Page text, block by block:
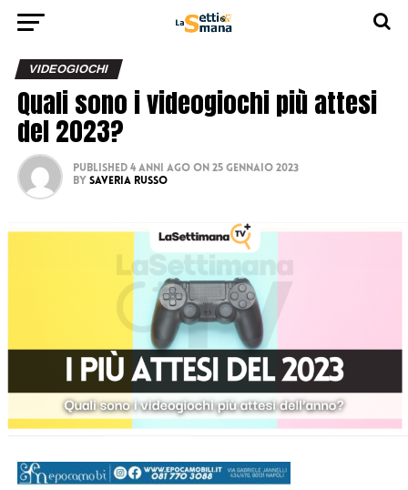
VIDEOGIOCHI
Quali sono i videogiochi più attesi
del 2023?
Published 4 anni ago on 25 Gennaio 2023
By Saveria Russo